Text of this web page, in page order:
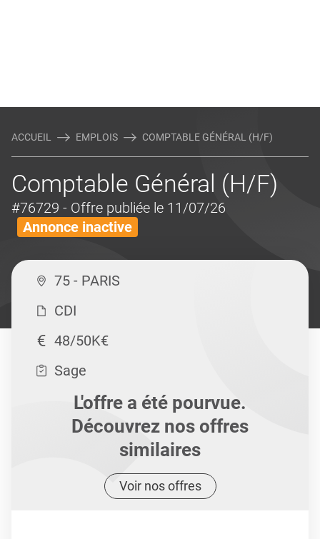
ACCUEIL EMPLOIS COMPTABLE GÉNÉRAL (H/F)
Comptable Général (H/F)
#76729 - Offre publiée le 11/07/26
Annonce inactive
75 - PARIS
CDI
48/50K€
Sage
L'offre a été pourvue.
Découvrez nos offres
similaires
Voir nos offres